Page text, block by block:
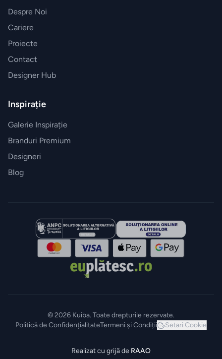
Despre Noi
Cariere
Proiecte
Contact
Designer Hub
Inspirație
Galerie Inspirație
Branduri Premium
Designeri
Blog
© 2026 Kuiba. Toate drepturile rezervate.
Politică de ConfidențialitateTermeni și Condiții Setari Cookie
Realizat cu grijă de RAAO